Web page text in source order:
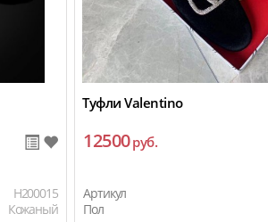
H200015
Кожаный
Туфли Valentino
12500руб.
Артикул
Пол